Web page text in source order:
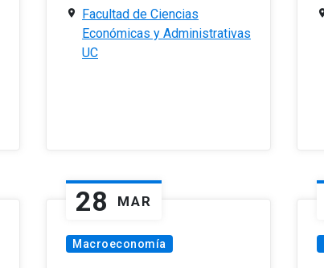
Facultad de Ciencias
Económicas y Administrativas
UC
28 MAR
Macroeconomía